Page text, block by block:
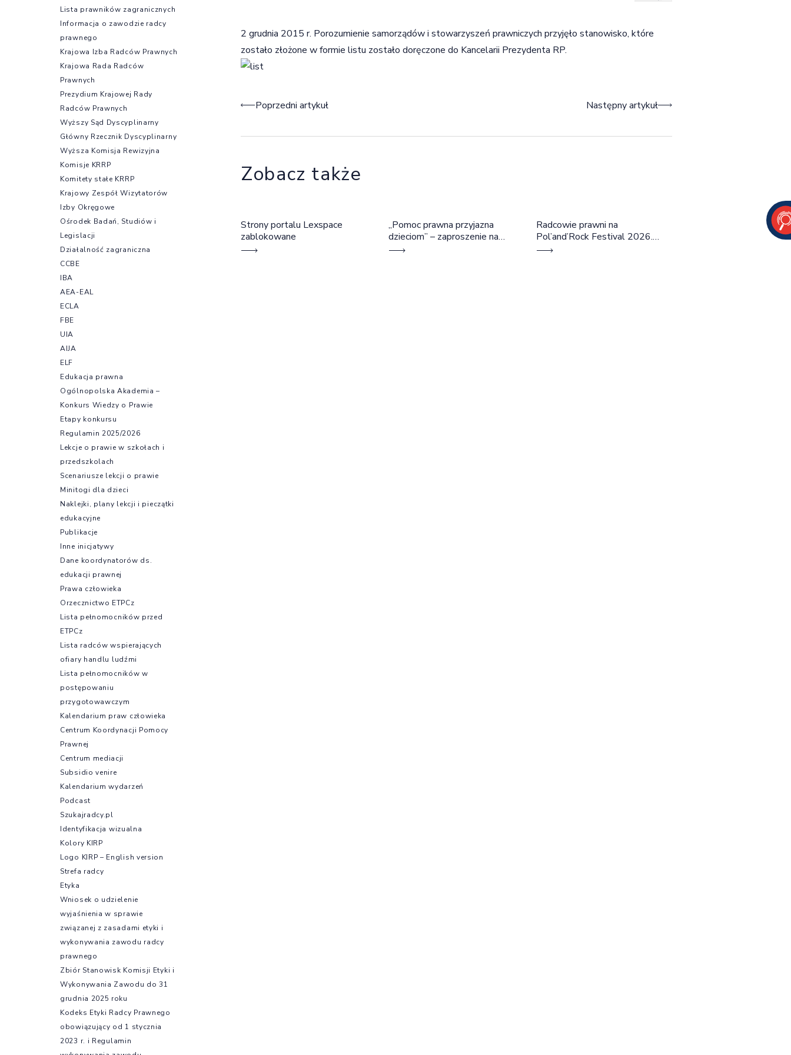
2 grudnia 2015 r. Porozumienie samorządów i stowarzyszeń prawniczych przyjęło stanowisko, które
zostało złożone w formie listu zostało doręczone do Kancelarii Prezydenta RP.
Nawigacja wpisu
Poprzedni artykuł Następny artykuł
Zobacz także
Strony portalu Lexspace
zablokowane
„Pomoc prawna przyjazna
dzieciom” – zaproszenie na
szkolenie
Radcowie prawni na
Pol’and’Rock Festival 2026.
Cztery dni rozmów, edukacji i
Lista prawników zagranicznych
Informacja o zawodzie radcy
prawnego
Krajowa Izba Radców Prawnych
Krajowa Rada Radców
Prawnych
Prezydium Krajowej Rady
Radców Prawnych
Wyższy Sąd Dyscyplinarny
Główny Rzecznik Dyscyplinarny
Wyższa Komisja Rewizyjna
Komisje KRRP
Komitety stałe KRRP
Krajowy Zespół Wizytatorów
Izby Okręgowe
Ośrodek Badań, Studiów i
Legislacji
Działalność zagraniczna
CCBE
IBA
AEA-EAL
ECLA
FBE
UIA
AIJA
ELF
Edukacja prawna
Ogólnopolska Akademia –
Konkurs Wiedzy o Prawie
Etapy konkursu
Regulamin 2025/2026
Lekcje o prawie w szkołach i
przedszkolach
Scenariusze lekcji o prawie
Minitogi dla dzieci
Naklejki, plany lekcji i pieczątki
edukacyjne
Publikacje
Inne inicjatywy
Dane koordynatorów ds.
edukacji prawnej
Prawa człowieka
Orzecznictwo ETPCz
Lista pełnomocników przed
ETPCz
Lista radców wspierających
ofiary handlu ludźmi
Lista pełnomocników w
postępowaniu
przygotowawczym
Kalendarium praw człowieka
Centrum Koordynacji Pomocy
Prawnej
Centrum mediacji
Subsidio venire
Kalendarium wydarzeń
Podcast
Szukajradcy.pl
Identyfikacja wizualna
Kolory KIRP
Logo KIRP – English version
Strefa radcy
Etyka
Wniosek o udzielenie
wyjaśnienia w sprawie
związanej z zasadami etyki i
wykonywania zawodu radcy
prawnego
Zbiór Stanowisk Komisji Etyki i
Wykonywania Zawodu do 31
grudnia 2025 roku
Kodeks Etyki Radcy Prawnego
obowiązujący od 1 stycznia
2023 r. i Regulamin